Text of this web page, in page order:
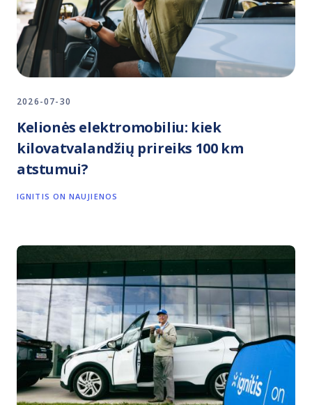
2026-07-30
Kelionės elektromobiliu: kiek
kilovatvalandžių prireiks 100 km
atstumui?
IGNITIS ON NAUJIENOS